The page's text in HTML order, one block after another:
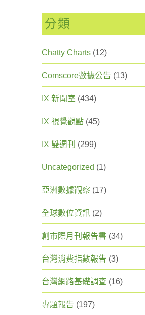
分類
Chatty Charts (12)
Comscore數據公告 (13)
IX 新聞室 (434)
IX 視覺觀點 (45)
IX 雙週刊 (299)
Uncategorized (1)
亞洲數據觀察 (17)
全球數位資訊 (2)
創市際月刊報告書 (34)
台灣消費指數報告 (3)
台灣網路基礎調查 (16)
專題報告 (197)